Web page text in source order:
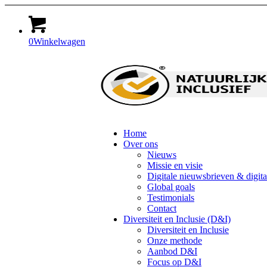
0Winkelwagen
Home
Over ons
Nieuws
Missie en visie
Digitale nieuwsbrieven &
Global goals
Testimonials
Contact
Diversiteit en Inclusie (D&I)
Diversiteit en Inclusie
Onze methode
Aanbod D&I
Focus op D&I